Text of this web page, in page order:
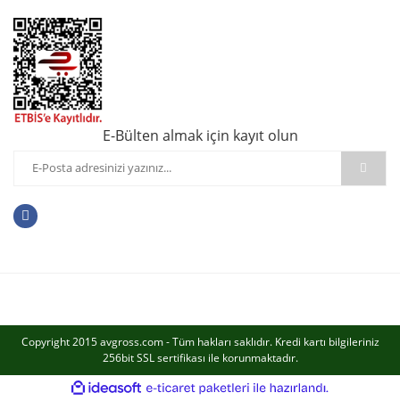
E-Bülten almak için kayıt olun
Copyright 2015 avgross.com - Tüm hakları saklıdır. Kredi kartı bilgileriniz
256bit SSL sertifikası ile korunmaktadır.
ideasoft
e-